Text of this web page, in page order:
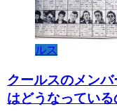
ルス
クールスのメン
はどうなっている